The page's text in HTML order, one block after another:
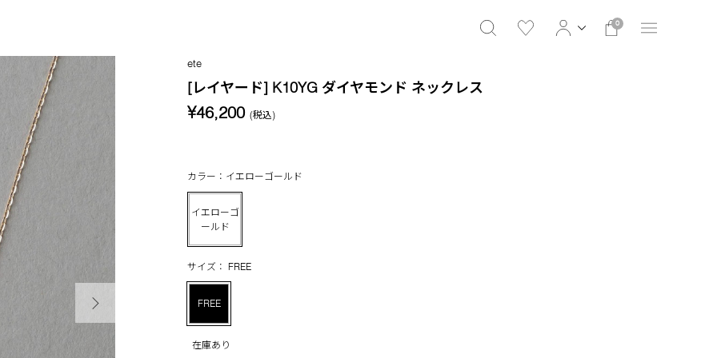
0
ete
[レイヤード] K10YG ダイヤモンド ネックレス
¥46,200 (税込)
カラー：イエローゴールド
イエローゴ
ールド
サイズ： FREE
FREE
在庫あり